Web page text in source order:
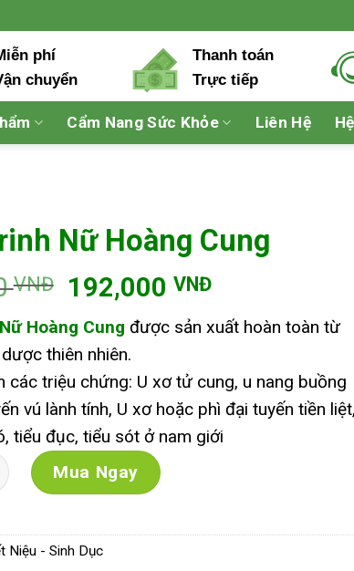
phí
chuyển
Thanh toán
Trực tiếp
Cẩm Nang Sức Khỏe Liên Hệ
Nữ Hoàng Cung
VNĐ
Giá
là:
195,000 VNĐ.
192,000VNĐGiá
hiện
tại
192,000
Hoàng Cung được sản xuất hoàn toàn từ
thiên nhiên.
các triệu chứng: U xơ tử cung, u nang buồng
vú lành tính, U xơ hoặc phì đại tuyến tiền liệt,
tiểu đục, tiểu sót ở nam giới
Hoàng Cung số lượng
Mua Ngay
Niệu - Sinh Dục